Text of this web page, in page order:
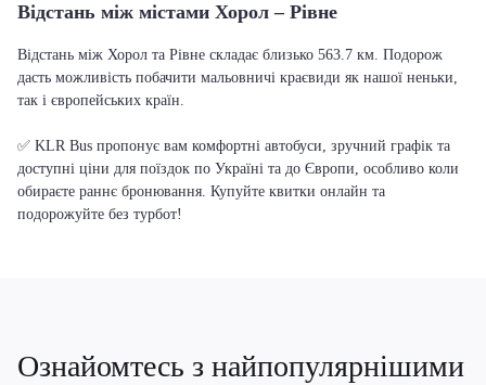
Відстань між містами Хорол – Рівне
Відстань між Хорол та Рівне складає близько 563.7 км. Подорож
дасть можливість побачити мальовничі краєвиди як нашої неньки,
так і європейських країн.
✅ KLR Bus пропонує вам комфортні автобуси, зручний графік та
доступні ціни для поїздок по Україні та до Європи, особливо коли
обираєте раннє бронювання. Купуйте квитки онлайн та
подорожуйте без турбот!
Ознайомтесь з найпопулярнішими